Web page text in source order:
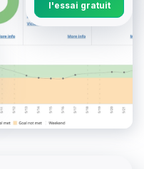
l'essai gratuit